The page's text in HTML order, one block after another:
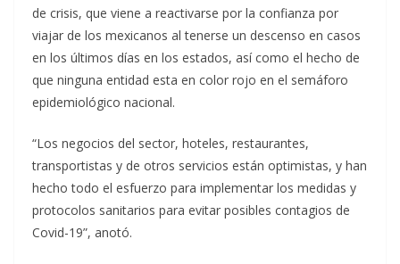
de crisis, que viene a reactivarse por la confianza por
viajar de los mexicanos al tenerse un descenso en casos
en los últimos días en los estados, así como el hecho de
que ninguna entidad esta en color rojo en el semáforo
epidemiológico nacional.
“Los negocios del sector, hoteles, restaurantes,
transportistas y de otros servicios están optimistas, y han
hecho todo el esfuerzo para implementar los medidas y
protocolos sanitarios para evitar posibles contagios de
Covid-19”, anotó.